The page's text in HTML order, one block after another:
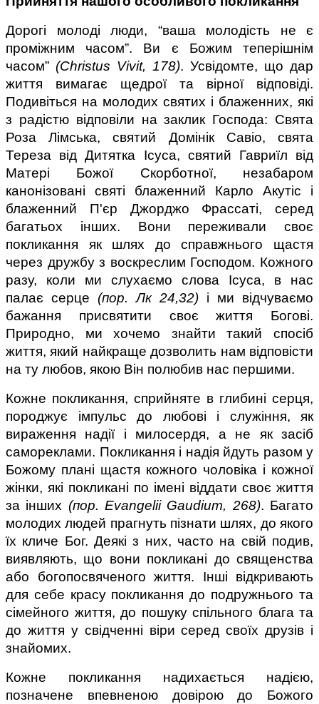
Дорогі молоді люди, “ваша молодість не є
проміжним часом”. Ви є Божим теперішнім
часом” (Christus Vivit, 178). Усвідомте, що дар
життя вимагає щедрої та вірної відповіді.
Подивіться на молодих святих і блаженних, які
з радістю відповіли на заклик Господа: Свята
Роза Лімська, святий Домінік Савіо, свята
Тереза від Дитятка Ісуса, святий Гавриїл від
Матері Божої Скорботної, незабаром
канонізовані святі блаженний Карло Акутіс і
блаженний П'єр Джорджо Фрассаті, серед
багатьох інших. Вони переживали своє
покликання як шлях до справжнього щастя
через дружбу з воскреслим Господом. Кожного
разу, коли ми слухаємо слова Ісуса, в нас
палає серце (пор. Лк 24,32) і ми відчуваємо
бажання присвятити своє життя Богові.
Природно, ми хочемо знайти такий спосіб
життя, який найкраще дозволить нам відповісти
на ту любов, якою Він полюбив нас першими.
Кожне покликання, сприйняте в глибині серця,
породжує імпульс до любові і служіння, як
вираження надії і милосердя, а не як засіб
самореклами. Покликання і надія йдуть разом у
Божому плані щастя кожного чоловіка і кожної
жінки, які покликані по імені віддати своє життя
за інших (пор. Evangelii Gaudium, 268). Багато
молодих людей прагнуть пізнати шлях, до якого
їх кличе Бог. Деякі з них, часто на свій подив,
виявляють, що вони покликані до священства
або богопосвяченого життя. Інші відкривають
для себе красу покликання до подружнього та
сімейного життя, до пошуку спільного блага та
до життя у свідченні віри серед своїх друзів і
знайомих.
Кожне покликання надихається надією,
позначене впевненою довірою до Божого